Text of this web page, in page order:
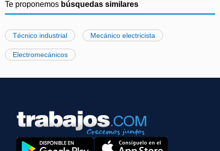
Te proponemos búsquedas similares
Técnico industrial Mecánico electricista
Electromecánicos